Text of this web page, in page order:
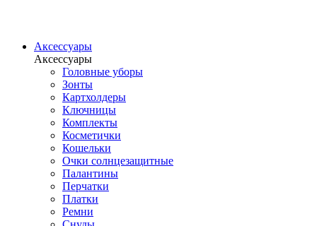
Аксессуары
Аксессуары
Головные уборы
Зонты
Картхолдеры
Ключницы
Комплекты
Косметички
Кошельки
Очки солнцезащитные
Палантины
Перчатки
Платки
Ремни